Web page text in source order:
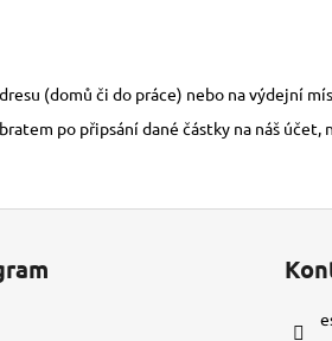
(domů či do práce) nebo na výdejní
po připsání dané částky na náš účet,